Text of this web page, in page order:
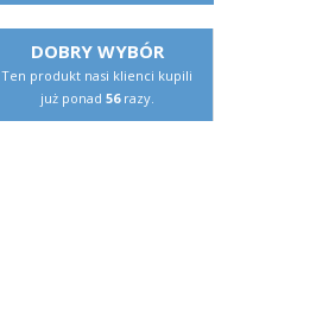
DOBRY WYBÓR
Ten produkt nasi klienci kupili
już ponad 56razy.